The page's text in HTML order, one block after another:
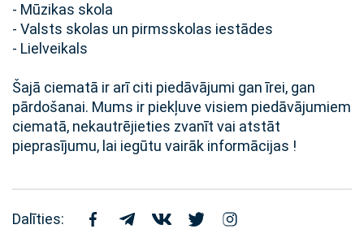
- Mūzikas skola
- Valsts skolas un pirmsskolas iestādes
- Lielveikals
Šajā ciematā ir arī citi piedāvājumi gan īrei, gan
pārdošanai. Mums ir piekļuve visiem piedāvājumiem
ciematā, nekautrējieties zvanīt vai atstāt
pieprasījumu, lai iegūtu vairāk informācijas !
Dalīties: